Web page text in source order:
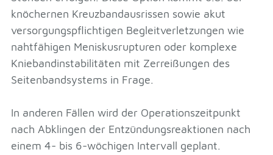
knöchernen Kreuzbandausrissen sowie akut
versorgungspflichtigen Begleitverletzungen wie
nahtfähigen Meniskusrupturen oder komplexe
Kniebandinstabilitäten mit Zerreißungen des
Seitenbandsystems in Frage.
In anderen Fällen wird der Operationszeitpunkt
nach Abklingen der Entzündungsreaktionen nach
einem 4- bis 6-wöchigen Intervall geplant.